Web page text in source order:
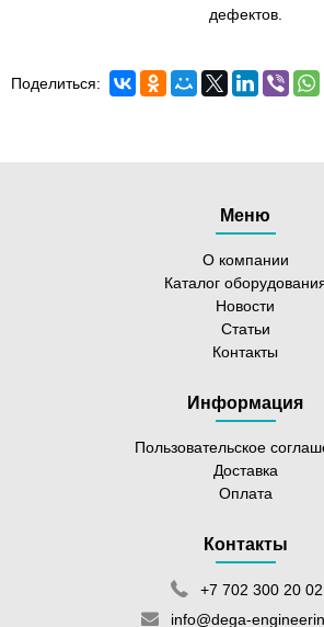
дефектов.
Поделиться:
Меню
О компании
Каталог
Новости
Статьи
Контакты
Информация
Пользовательское
Доставка
Оплата
Контакты
+7 702 300 20 02
info@dega-